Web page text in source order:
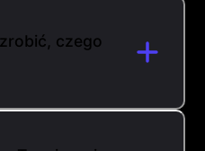
czego